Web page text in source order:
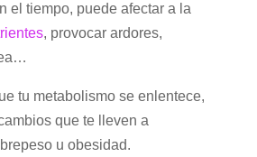
el tiempo, puede afectar a la
, provocar ardores,
tu metabolismo se enlentece,
que te lleven a
u obesidad.